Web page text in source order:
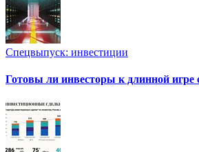
Спецвыпуск: инвестиции
Готовы ли инвесторы к длинной игре